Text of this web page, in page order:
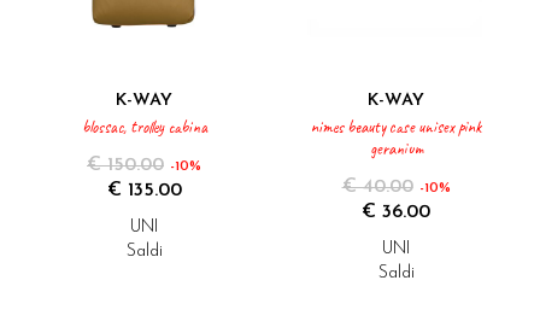
K-WAY
blossac, trolley cabina
€ 150.00 -10%
€ 135.00
UNI
Saldi
K-WAY
nimes beauty case unisex pink
geranium
€ 40.00 -10%
€ 36.00
UNI
Saldi